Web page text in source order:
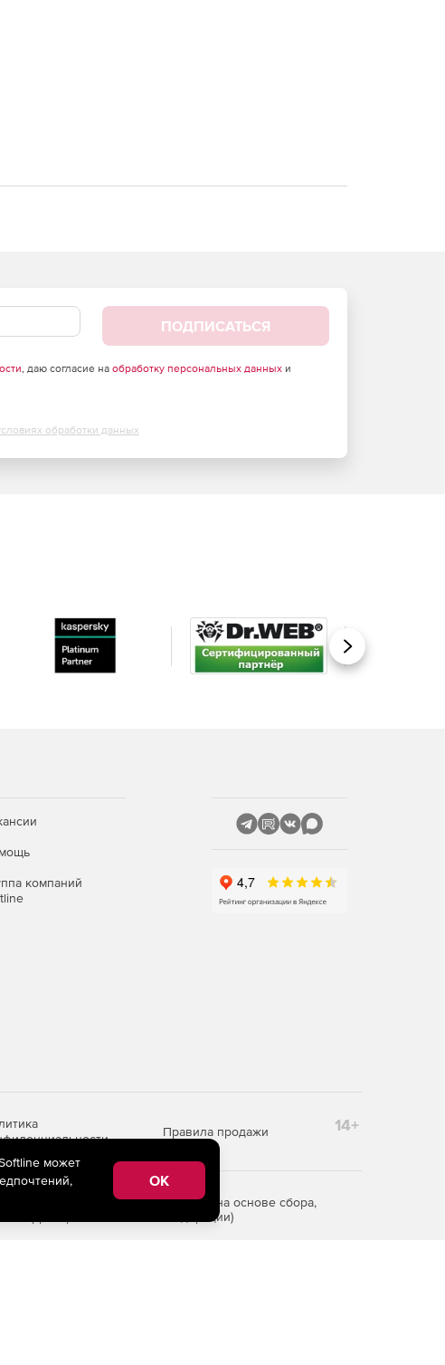
ПОДПИСАТЬСЯ
, даю согласие на обработку персональных данныхи
обработки данных
Вперед
компаний
Правила продажи 14+
предоставления информации на основе сбора,
территории Российской Федерации)
может
OK